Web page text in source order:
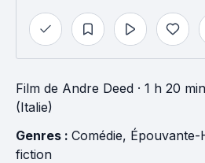
Film de Andre Deed · 1 h 20 min
(Italie)
Genres : Comédie,
fiction